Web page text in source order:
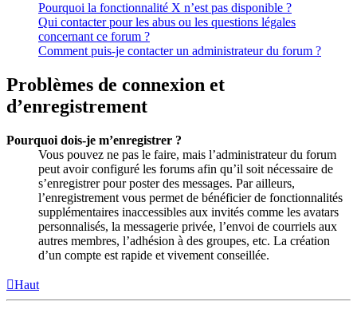
Pourquoi la fonctionnalité X n’est pas disponible ?
Qui contacter pour les abus ou les questions légales
concernant ce forum ?
Comment puis-je contacter un administrateur du forum ?
Problèmes de connexion et
d’enregistrement
Pourquoi dois-je m’enregistrer ?
Vous pouvez ne pas le faire, mais l’administrateur du forum
peut avoir configuré les forums afin qu’il soit nécessaire de
s’enregistrer pour poster des messages. Par ailleurs,
l’enregistrement vous permet de bénéficier de fonctionnalités
supplémentaires inaccessibles aux invités comme les avatars
personnalisés, la messagerie privée, l’envoi de courriels aux
autres membres, l’adhésion à des groupes, etc. La création
d’un compte est rapide et vivement conseillée.
Haut